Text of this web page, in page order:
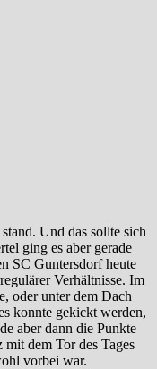
Und das sollte sich
ging es aber gerade
SC Guntersdorf heute
Verhältnisse. Im
oder unter dem Dach
konnte gekickt werden,
aber dann die Punkte
dem Tor des Tages
vorbei war.